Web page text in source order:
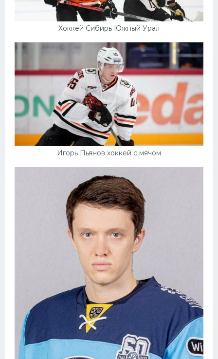
Хоккей Сибирь Южный Урал
Игорь Пьянов хоккей с мячом